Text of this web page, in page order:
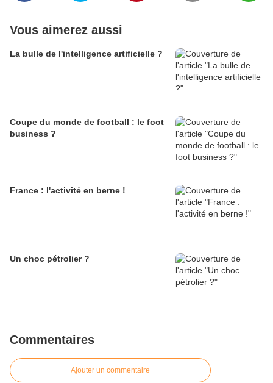
Vous aimerez aussi
La bulle de l'intelligence artificielle ?
Coupe du monde de football : le foot
business ?
France : l'activité en berne !
Un choc pétrolier ?
Commentaires
Ajouter un commentaire